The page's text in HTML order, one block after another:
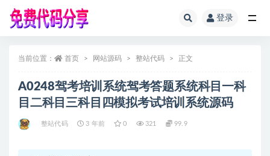
登录
当前位置： 首页 网站源码 整站代码 正文
A0248驾考培训系统驾考答题系统科目一科
目二科目三科目四模拟考试培训系统源码
整站代码 3 年前 0 321 99.9